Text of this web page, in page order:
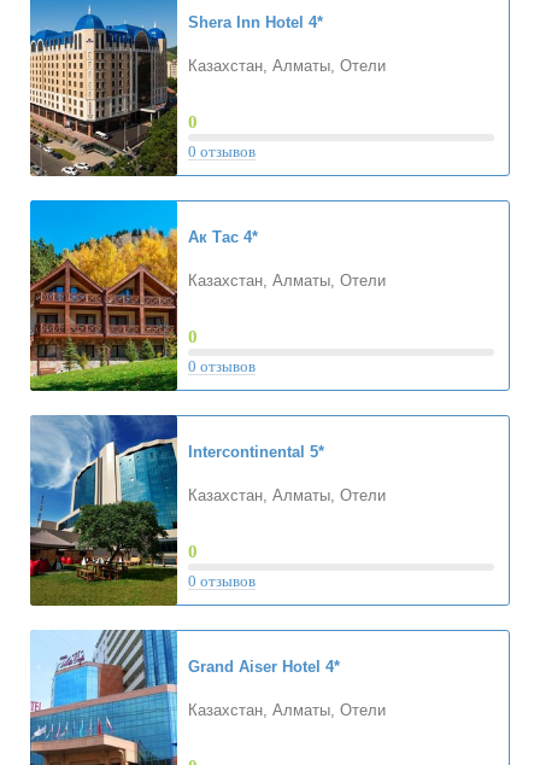
Shera Inn Hotel 4*
Казахстан, Алматы, Отели
0
0 отзывов
Ак Тас 4*
Казахстан, Алматы, Отели
0
0 отзывов
Intercontinental 5*
Казахстан, Алматы, Отели
0
0 отзывов
Grand Aiser Hotel 4*
Казахстан, Алматы, Отели